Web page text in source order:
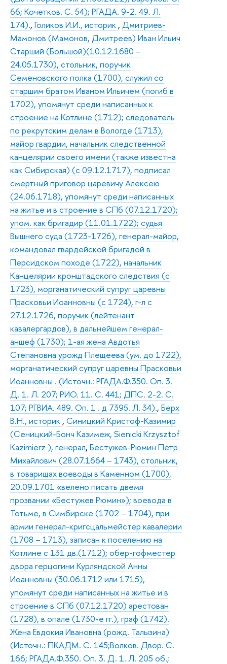
66; Кочетков. С. 54); РГАДА. 9-2. 49. Л.
174)., Голиков И.И., историк , Дмитриев-
Мамонов (Мамонов, Дмитреев) Иван Ильич
Старший (Большой)(10.12.1680 –
24.05.1730), стольник, поручик
Семеновского полка (1700), служил со
старшим братом Иваном Ильичем (погиб в
1702), упомянут среди написанных к
строение на Котлине (1712); следователь
по рекрутским делам в Вологде (1713),
майор гвардии, начальник следственной
канцелярии своего имени (также известна
как Сибирская) (с 09.12.1717), подписал
смертный приговор царевичу Алексею
(24.06.1718), упомянут среди написанных
на житье и в строение в СПб (07.12.1720);
упом. как бригадир (11.01.1722); судья
Вышнего суда (1723-1726), генерал-майор,
командовал гвардейской бригадой в
Персидском походе (1722), начальник
Канцелярии кронштадского следствия (с
1723), морганатический супруг царевны
Прасковьи Иоанновны (с 1724), г-л с
27.12.1726, поручик (лейтенант
кавалергардов), в дальнейшем генерал-
аншеф (1730); 1-ая жена Авдотья
Степановна урожд Плещеева (ум. до 1722),
морганатический супруг царевны Прасковьи
Иоанновны . (Источн.: РГАДА.Ф.350. Оп. 3.
Д. 1. Л. 207; РИО. 11. С. 441; ДПС. 2-2. С.
107; РГВИА. 489. Оп. 1 . д 7395. Л. 34)., Берх
В.Н., историк , Синицкий Кристоф-Казимир
(Сеницкий-Бонч Казимеж, Sienicki Krzysztof
Kazimierz ), генерал, Бестужев-Рюмин Петр
Михайлович (28.07.1664 – 1743), стольник,
в товарищах воеводы в Каменном (1700),
20.09.1701 «велено писать двемя
прозвании «Бестужев Рюмин»); воевода в
Тотьме, в Симбирске (1702 – 1704), при
армии генерал-кригсцальмейстер кавалерии
(1708 – 1713), записан к поселению на
Котлине с 131 дв.(1712); обер-гофместер
двора герцогини Курляндской Анны
Иоанновны (30.06.1712 или 1715),
упомянут среди написанных на житье и в
строение в СПб (07.12.1720) арестован
(1728), в опале (1730-е гг.), граф (1742).
Жена Евдокия Ивановна (рожд. Талызина)
(Источн.: ПКАДМ. С. 145;Волков. Двор. С.
166; РГАДА.Ф.350. Оп. 3. Д. 1. Л. 205 об.;